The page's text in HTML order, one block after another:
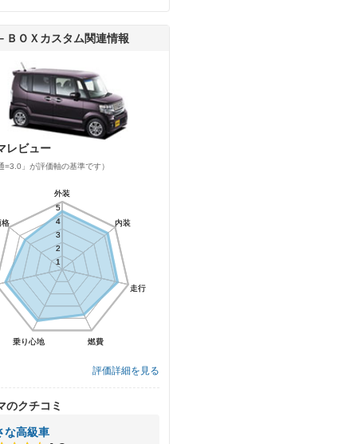
ＢＯＸカスタム関連情報
レビュー
=3.0」が評価軸の基準です）
外装
内装
走行
燃費
乗り心地
格
1
2
3
4
5
外装
内装
走行
燃費
乗り心地
格
1
2
3
4
5
評価詳細を見る
のクチコミ
な高級車